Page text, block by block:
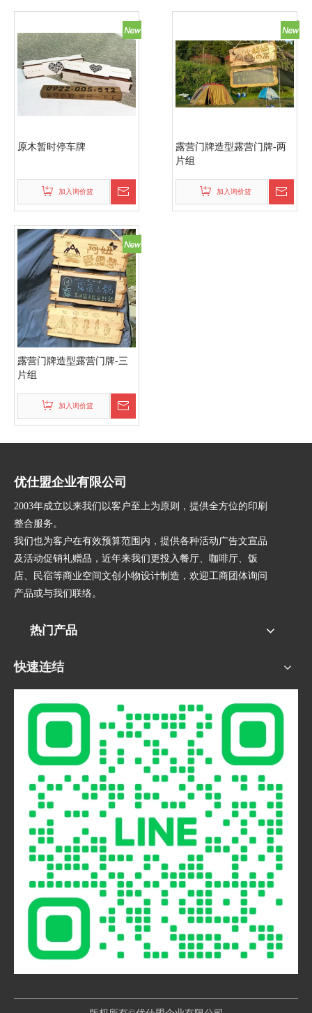
原木暂时停车牌
加入询价篮
露营门牌造型露营门牌-两
片组
加入询价篮
露营门牌造型露营门牌-三
片组
加入询价篮
优仕盟企业有限公司
2003年成立以来我们以客户至上为原则，提供全方位的印刷
整合服务。
我们也为客户在有效预算范围内，提供各种活动广告文宣品
及活动促销礼赠品，近年来我们更投入餐厅、咖啡厅、饭
店、民宿等商业空间文创小物设计制造，欢迎工商团体询问
产品或与我们联络。
热门产品
快速连结